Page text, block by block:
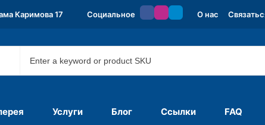
Каримова 17 Социальное О нас
Услуги Блог Ссылки FAQ